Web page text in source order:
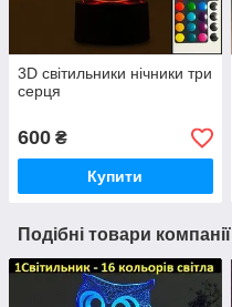
3D світильники нічники три
серця
600 ₴
Купити
Подібні товари компанії